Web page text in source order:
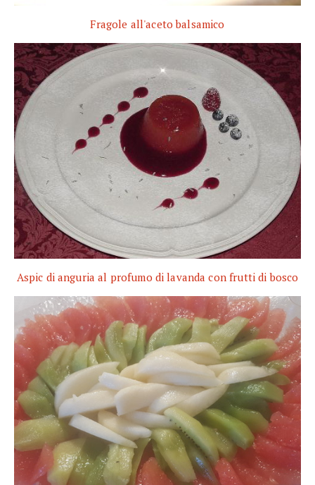
Fragole all'aceto balsamico
Aspic di anguria al profumo di lavanda con frutti di bosco